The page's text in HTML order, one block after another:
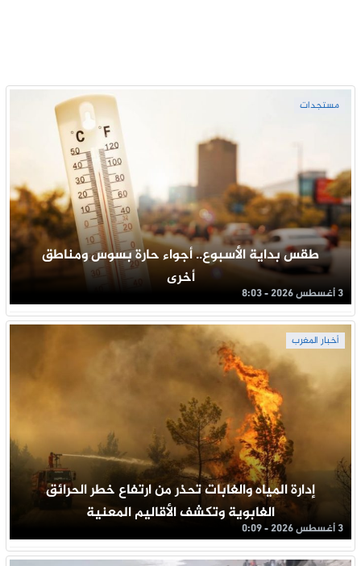
مستجدات
طقس بداية الأسبوع.. أجواء حارة بسوس ومناطق
أخرى
3 أغسطس 2026 - 8:03
أخبار المغرب
إدارة المياه والغابات تحذر من ارتفاع خطر الحرائق
الغابوية وتكشف الأقاليم المعنية
3 أغسطس 2026 - 0:09